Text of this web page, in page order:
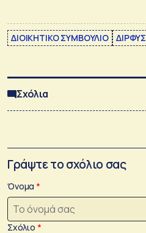
ΔΙΟΙΚΗΤΙΚΟ ΣΥΜΒΟΥΛΙΟ ΔΙΡΦΥΣ
Σχόλια
Γράψτε το σχόλιο σας
Όνομα
Σχόλιο